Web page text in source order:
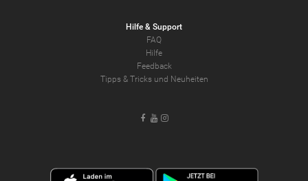
Hilfe & Support
FAQ
Hilfe
Feedback
Tipps & Tricks und Neuheiten
Facebook
YoutubeInstagram